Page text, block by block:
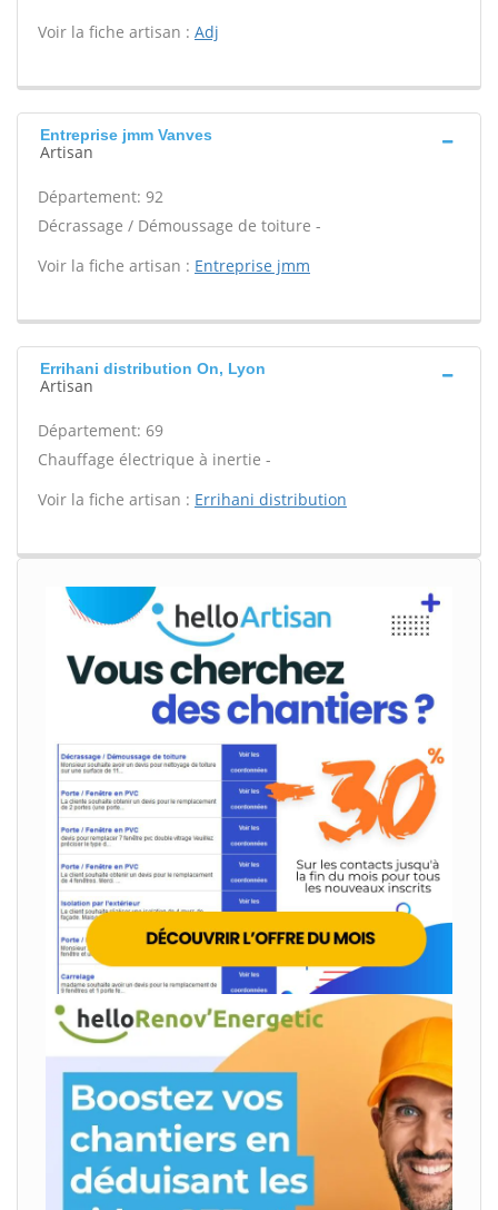
Voir la fiche artisan : Adj
Entreprise jmm Vanves
Artisan
Département: 92
Décrassage / Démoussage de toiture -
Voir la fiche artisan : Entreprise jmm
Errihani distribution On, Lyon
Artisan
Département: 69
Chauffage électrique à inertie -
Voir la fiche artisan : Errihani distribution